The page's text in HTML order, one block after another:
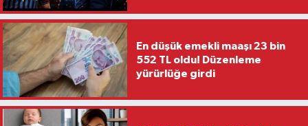
En düşük emekli maaşı 23 bin
552 TL oldu! Düzenleme
yürürlüğe girdi